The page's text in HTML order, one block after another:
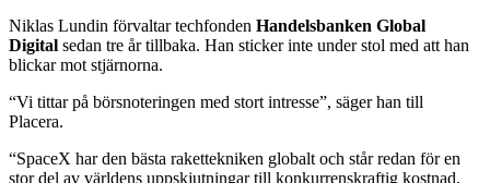
Niklas Lundin förvaltar techfonden Handelsbanken Global
Digital sedan tre år tillbaka. Han sticker inte under stol med att han
blickar mot stjärnorna.
“Vi tittar på börsnoteringen med stort intresse”, säger han till
Placera.
“SpaceX har den bästa rakettekniken globalt och står redan för en
stor del av världens uppskjutningar till konkurrenskraftig kostnad,